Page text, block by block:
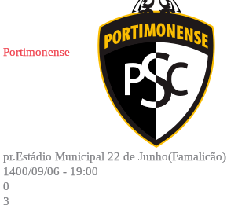
Portimonense
pr.Estádio Municipal 22 de Junho(Famalicão)
1400/09/06 - 19:00
0
3